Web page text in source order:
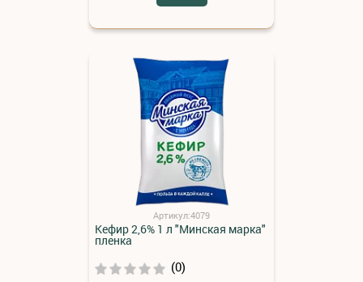
Артикул:4079
Кефир 2,6% 1 л "Минская марка"
пленка
(0)